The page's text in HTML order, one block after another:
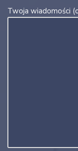
Twoja wiadomości